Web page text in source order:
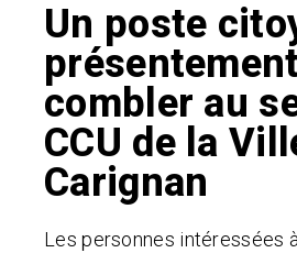
Un poste
combler au
CCU de la
Carignan
Les personnes intéressées